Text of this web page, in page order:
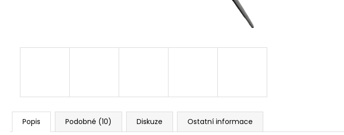
Popis Podobné (10) Diskuze Ostatní informace